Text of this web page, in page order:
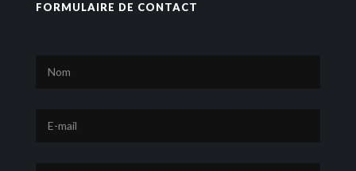
FORMULAIRE DE CONTACT